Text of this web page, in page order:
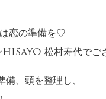
恋の準備を♡
松村寿代でご
、頭を整理し、